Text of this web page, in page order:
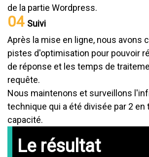
de la partie Wordpress.
04 Suivi
Après la mise en ligne, nous avons
pistes d'optimisation pour pouvoir
de réponse et les temps de
requête.
Nous maintenons et surveillons
technique qui a été divisée par 2 en
capacité.
Le résultat